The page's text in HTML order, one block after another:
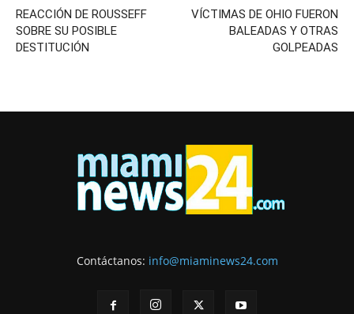
REACCIÓN DE ROUSSEFF
SOBRE SU POSIBLE
DESTITUCIÓN
VÍCTIMAS DE OHIO FUERON
BALEADAS Y OTRAS
GOLPEADAS
Contáctanos: info@miaminews24.com